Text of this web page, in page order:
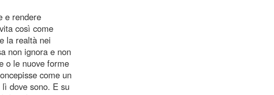
e rendere
così come
la realtà nei
non ignora e non
o le nuove forme
come un
dove sono. E su